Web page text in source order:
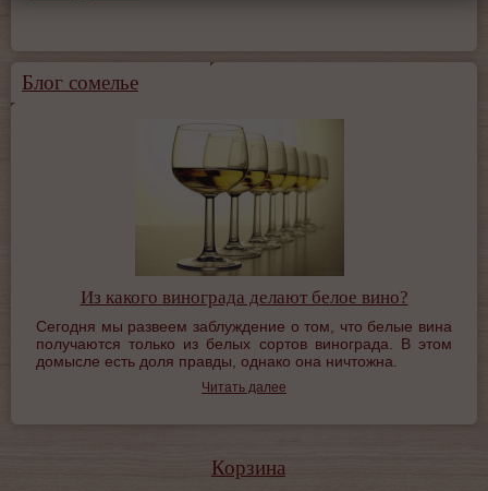
Блог сомелье
Из какого винограда делают белое вино?
Сегодня мы развеем заблуждение о том, что белые вина
получаются только из белых сортов винограда. В этом
домысле есть доля правды, однако она ничтожна.
Читать далее
Корзина